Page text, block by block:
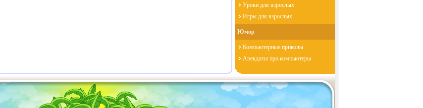
Уроки для взрослых
Игры для взрослых
Юмор
Компьютерные приколы
Анекдоты про компьютеры